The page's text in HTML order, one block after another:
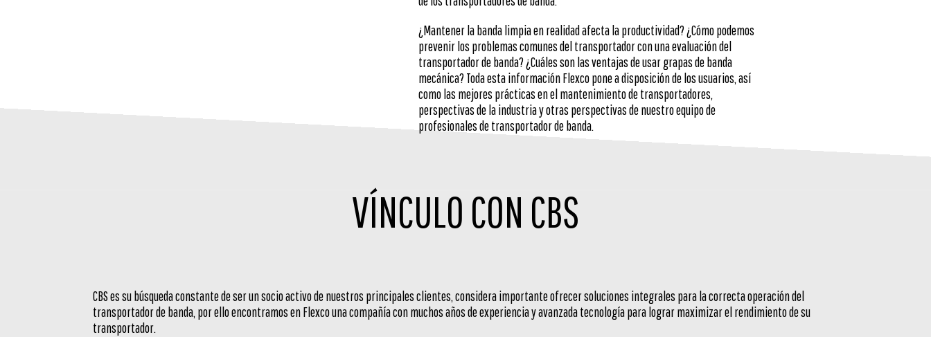
¿Mantener la banda limpia en realidad afecta la productividad? ¿Cómo podemos
prevenir los problemas comunes del transportador con una evaluación del
transportador de banda? ¿Cuáles son las ventajas de usar grapas de banda
mecánica? Toda esta información Flexco pone a disposición de los usuarios, así
como las mejores prácticas en el mantenimiento de transportadores,
perspectivas de la industria y otras perspectivas de nuestro equipo de
profesionales de transportador de banda.
VÍNCULO CON CBS
CBS es su búsqueda constante de ser un socio activo de nuestros principales clientes, considera importante ofrecer soluciones integrales para la correcta operación del
transportador de banda, por ello encontramos en Flexco una compañía con muchos años de experiencia y avanzada tecnología para lograr maximizar el rendimiento de su
transportador.